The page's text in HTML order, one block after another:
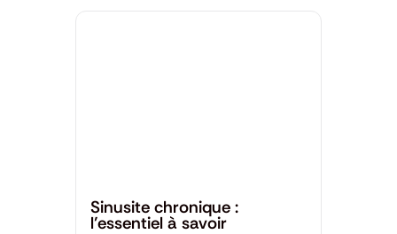
Sinusite chronique :
l’essentiel à savoir